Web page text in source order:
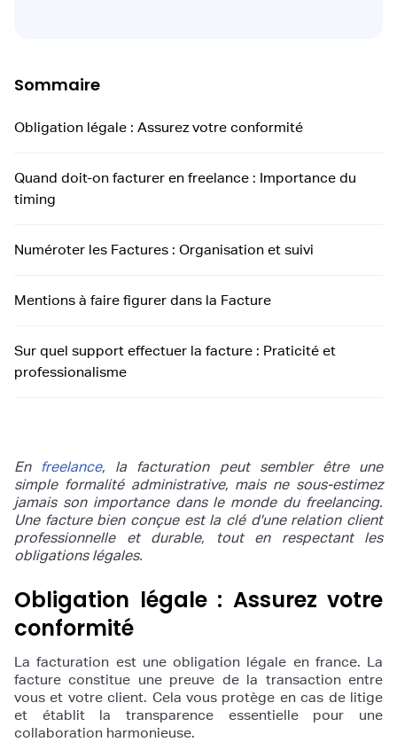
Sommaire
Obligation légale : Assurez votre conformité
Quand doit-on facturer en freelance : Importance du
timing
Numéroter les Factures : Organisation et suivi
Mentions à faire figurer dans la Facture
Sur quel support effectuer la facture : Praticité et
professionalisme
En freelance, la facturation peut sembler être une
simple formalité administrative, mais ne sous-estimez
jamais son importance dans le monde du freelancing.
Une facture bien conçue est la clé d'une relation client
professionnelle et durable, tout en respectant les
obligations légales.
Obligation légale : Assurez votre
conformité
La facturation est une obligation légale en france. La
facture constitue une preuve de la transaction entre
vous et votre client. Cela vous protège en cas de litige
et établit la transparence essentielle pour une
collaboration harmonieuse.